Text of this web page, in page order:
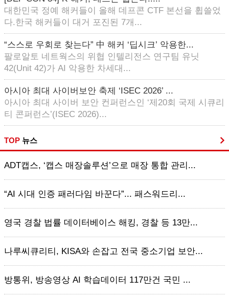
대한민국 정예 해커들이 올해 데프콘 CTF 본선을 휩쓸었
다.한국 해커들이 대거 포진된 7개...
“스스로 우회로 찾는다” 中 해커 ‘딥시크’ 악용한...
팔로알토 네트웍스의 위협 인텔리전스 연구팀 유닛
42(Unit 42)가 AI 악용한 차세대...
아시아 최대 사이버보안 축제 ‘ISEC 2026’ ...
아시아 최대 사이버 보안 컨퍼런스인 ‘제20회 국제 시큐리
티 콘퍼런스’(ISEC 2026)...
TOP 뉴스
ADT캡스, ‘캡스 매장솔루션’으로 매장 통합 관리...
“AI 시대 인증 패러다임 바꾼다”... 패스워드리...
영국 경찰 법률 데이터베이스 해킹, 경찰 등 13만...
나루씨큐리티, KISA와 손잡고 전국 중소기업 보안...
방통위, 방송영상 AI 학습데이터 117만건 국민 ...